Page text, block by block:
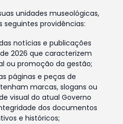
unidades museológicas,
seguintes providências:
notícias e publicações
2026 que caracterizem
ou promoção da gestão;
páginas e peças de
marcas, slogans ou
visual do atual Governo
dos documentos
e históricos;